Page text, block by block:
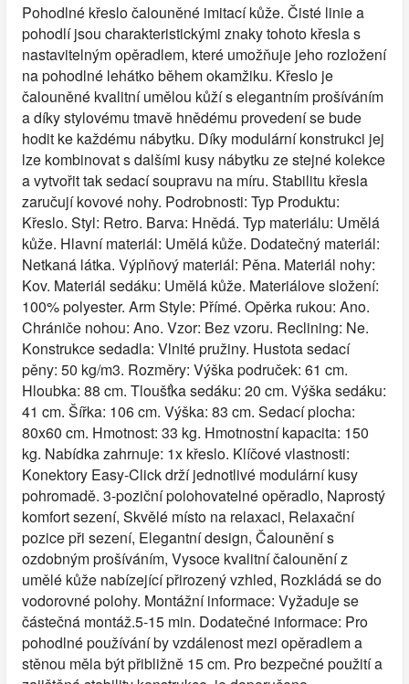
Pohodlné křeslo čalouněné imitací kůže. Čisté linie a
pohodlí jsou charakteristickými znaky tohoto křesla s
nastavitelným opěradlem, které umožňuje jeho rozložení
na pohodlné lehátko během okamžiku. Křeslo je
čalouněné kvalitní umělou kůží s elegantním prošíváním
a díky stylovému tmavě hnědému provedení se bude
hodit ke každému nábytku. Díky modulární konstrukci jej
lze kombinovat s dalšími kusy nábytku ze stejné kolekce
a vytvořit tak sedací soupravu na míru. Stabilitu křesla
zaručují kovové nohy. Podrobnosti: Typ Produktu:
Křeslo. Styl: Retro. Barva: Hnědá. Typ materiálu: Umělá
kůže. Hlavní materiál: Umělá kůže. Dodatečný materiál:
Netkaná látka. Výplňový materiál: Pěna. Materiál nohy:
Kov. Materiál sedáku: Umělá kůže. Materiálove složení:
100% polyester. Arm Style: Přímé. Opěrka rukou: Ano.
Chrániče nohou: Ano. Vzor: Bez vzoru. Reclining: Ne.
Konstrukce sedadla: Vlnité pružiny. Hustota sedací
pěny: 50 kg/m3. Rozměry: Výška područek: 61 cm.
Hloubka: 88 cm. Tloušťka sedáku: 20 cm. Výška sedáku:
41 cm. Šířka: 106 cm. Výška: 83 cm. Sedací plocha:
80x60 cm. Hmotnost: 33 kg. Hmotnostní kapacita: 150
kg. Nabídka zahrnuje: 1x křeslo. Klíčové vlastnosti:
Konektory Easy-Click drží jednotlivé modulární kusy
pohromadě. 3-poziční polohovatelné opěradlo, Naprostý
komfort sezení, Skvělé místo na relaxaci, Relaxační
pozice při sezení, Elegantní design, Čalounění s
ozdobným prošíváním, Vysoce kvalitní čalounění z
umělé kůže nabízející přirozený vzhled, Rozkládá se do
vodorovné polohy. Montážní informace: Vyžaduje se
částečná montáž.5-15 min. Dodatečné informace: Pro
pohodlné používání by vzdálenost mezi opěradlem a
stěnou měla být přibližně 15 cm. Pro bezpečné použití a